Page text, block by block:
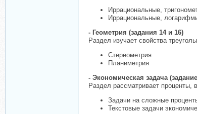
Иррациональные,
Иррациональные,
- Геометрия (задания 14 и 16)
Раздел изучает свойства
Стереометрия
Планиметрия
- Экономическая задача
Раздел рассматривает
Задачи на сложные
Текстовые задачи